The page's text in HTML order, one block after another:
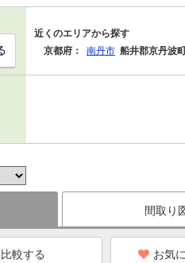
近くのエリアから探す
京都府：
南丹市 船井郡京丹波
間取り
お気